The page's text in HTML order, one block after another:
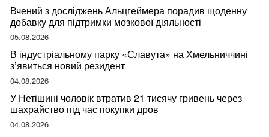
Вчений з досліджень Альцгеймера порадив щоденну
добавку для підтримки мозкової діяльності
05.08.2026
В індустріальному парку «Славута» на Хмельниччині
з’явиться новий резидент
04.08.2026
У Нетішині чоловік втратив 21 тисячу гривень через
шахрайство під час покупки дров
04.08.2026